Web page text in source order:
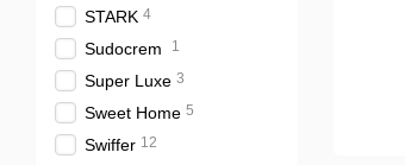
STARK 4
Sudocrem 1
Super Luxe 3
Sweet Home 5
Swiffer 12